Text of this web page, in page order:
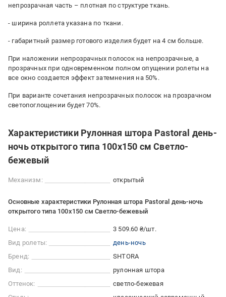
непрозрачная часть – плотная по структуре ткань.
- ширина роллета указана по ткани.
- габаритный размер готового изделия будет на 4 см больше.
При наложении непрозрачных полосок на непрозрачные, а
прозрачных при одновременном полном опущении ролеты на
все окно создается эффект затемнения на 50%.
При варианте сочетания непрозрачных полосок на прозрачном
светопоглощении будет 70%.
Характеристики Рулонная штора Pastoral день-
ночь открытого типа 100х150 см Светло-
бежевый
Механизм: открытый
Основные характеристики Рулонная штора Pastoral день-ночь
открытого типа 100х150 см Светло-бежевый
Цена:
3 509.60 ₴/шт.
Вид ролеты:
день-ночь
Бренд:
SHTORA
Вид:
рулонная штора
Оттенок:
светло-бежевая